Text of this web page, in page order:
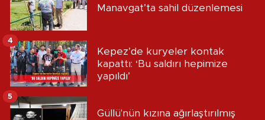
Manavgat’ta sahil düzenlemesi
Kepez’de kuryeler kontak
kapattı: ‘Bu saldırı hepimize
yapıldı’
4
Güllü'nün kızına ağırlaştırılmış
5